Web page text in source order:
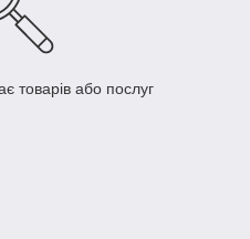
товарів або послуг